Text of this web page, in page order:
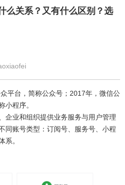
么关系？又有什么区别？选
平台，简称公众号；2017年，微信公
小程序。
企业和组织提供业务服务与用户管理
同账号类型：订阅号、服务号、小程
系。